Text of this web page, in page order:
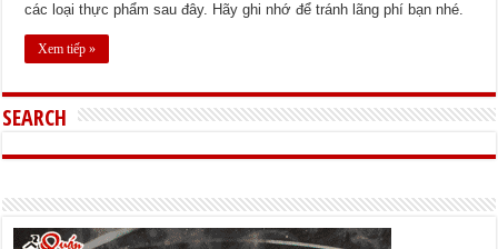
các loại thực phẩm sau đây. Hãy ghi nhớ để tránh lãng phí bạn nhé.
Xem tiếp »
SEARCH